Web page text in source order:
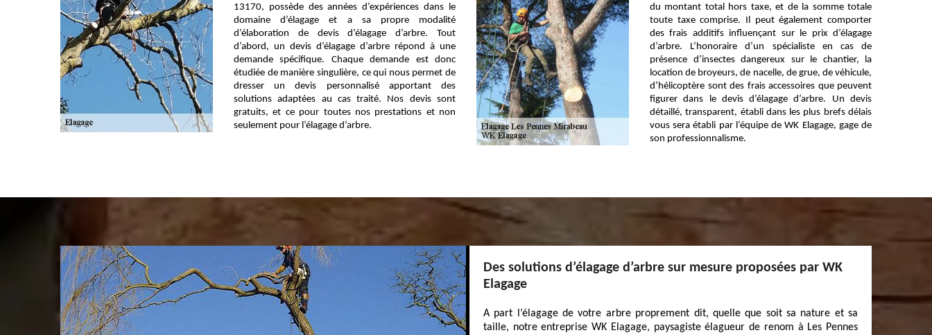
13170, possède des années d’expériences dans le
domaine d’élagage et a sa propre modalité
d’élaboration de devis d’élagage d’arbre. Tout
d’abord, un devis d’élagage d’arbre répond à une
demande spécifique. Chaque demande est donc
étudiée de manière singulière, ce qui nous permet de
dresser un devis personnalisé apportant des
solutions adaptées au cas traité. Nos devis sont
gratuits, et ce pour toutes nos prestations et non
seulement pour l’élagage d’arbre.
du montant total hors taxe, et de la somme totale
toute taxe comprise. Il peut également comporter
des frais additifs influençant sur le prix d’élagage
d’arbre. L’honoraire d’un spécialiste en cas de
présence d’insectes dangereux sur le chantier, la
location de broyeurs, de nacelle, de grue, de véhicule,
d’hélicoptère sont des frais accessoires que peuvent
figurer dans le devis d’élagage d’arbre. Un devis
détaillé, transparent, établi dans les plus brefs délais
vous sera établi par l’équipe de WK Elagage, gage de
son professionnalisme.
Des solutions d’élagage d’arbre sur mesure proposées par WK
Elagage
A part l’élagage de votre arbre proprement dit, quelle que soit sa nature et sa
taille, notre entreprise WK Elagage, paysagiste élagueur de renom à Les Pennes